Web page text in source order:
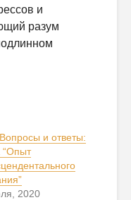
и
разум
и ответы:
“Опыт
2020